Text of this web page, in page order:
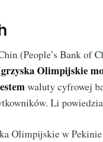
(People’s Bank of
Olimpijskie
waluty cyfrowej
Li
Olimpijskie w